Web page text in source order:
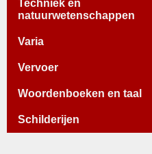
Techniek en
natuurwetenschappen
Varia
Vervoer
Woordenboeken en taal
Schilderijen